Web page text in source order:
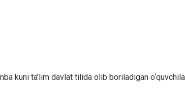
kuni ta’lim davlat tilida olib boriladigan